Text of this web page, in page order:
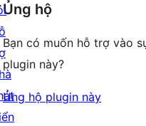
Ủng hộ
Bạn có muốn hỗ trợ vào
plugin này?
Ủng hộ plugin này